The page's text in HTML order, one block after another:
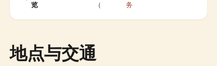
览
（
务
地点与交通